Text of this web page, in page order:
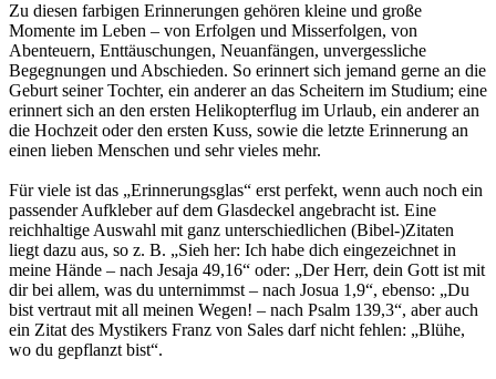
Zu diesen farbigen Erinnerungen gehören kleine und große
Momente im Leben – von Erfolgen und Misserfolgen, von
Abenteuern, Enttäuschungen, Neuanfängen, unvergessliche
Begegnungen und Abschieden. So erinnert sich jemand gerne an die
Geburt seiner Tochter, ein anderer an das Scheitern im Studium; eine
erinnert sich an den ersten Helikopterflug im Urlaub, ein anderer an
die Hochzeit oder den ersten Kuss, sowie die letzte Erinnerung an
einen lieben Menschen und sehr vieles mehr.
Für viele ist das „Erinnerungsglas“ erst perfekt, wenn auch noch ein
passender Aufkleber auf dem Glasdeckel angebracht ist. Eine
reichhaltige Auswahl mit ganz unterschiedlichen (Bibel-)Zitaten
liegt dazu aus, so z. B. „Sieh her: Ich habe dich eingezeichnet in
meine Hände – nach Jesaja 49,16“ oder: „Der Herr, dein Gott ist mit
dir bei allem, was du unternimmst – nach Josua 1,9“, ebenso: „Du
bist vertraut mit all meinen Wegen! – nach Psalm 139,3“, aber auch
ein Zitat des Mystikers Franz von Sales darf nicht fehlen: „Blühe,
wo du gepflanzt bist“.